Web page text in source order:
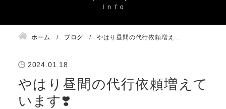
ホーム ブログ やはり昼間の代行依頼増え...
2024.01.18
やはり昼間の代行依頼増えて
います❣️